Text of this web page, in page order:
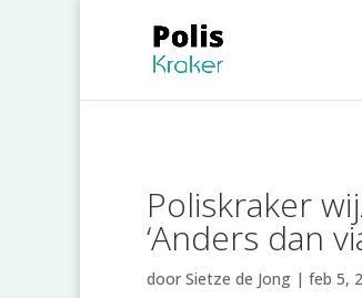
Poliskraker
‘Anders dan
door Sietze de Jong | feb 5,